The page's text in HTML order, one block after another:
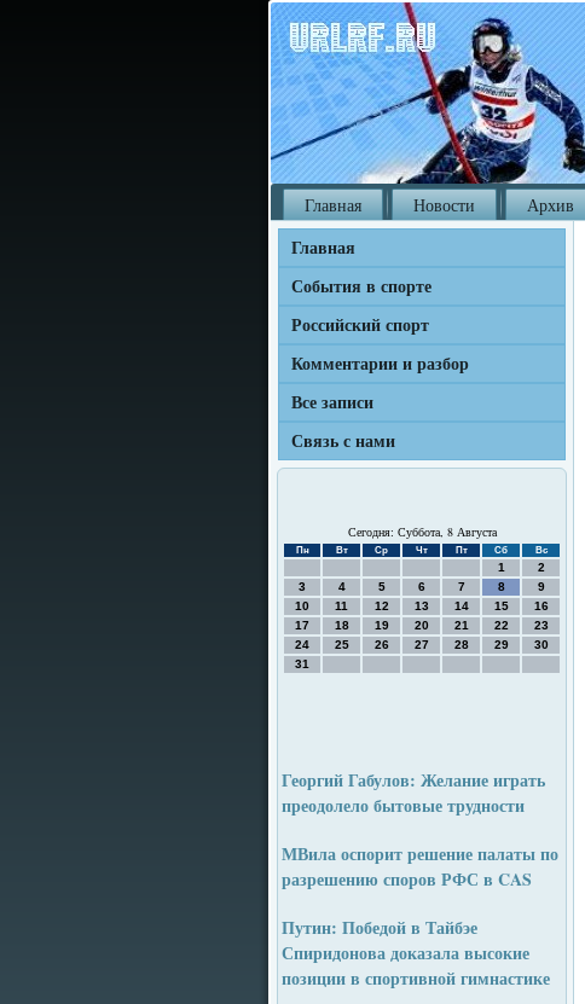
Главная Новости Архив
Главная
События в спорте
Российский спорт
Комментарии и разбор
Все записи
Связь с нами
Сегодня: Суббота, 8 Августа
Пн Вт Ср Чт Пт Сб Вс
1
2
3
4 5 6 7 8
9
10
11 12 13 14 15
16
17
18 19 20 21 22
23
24
25 26 27 28 29
30
31
Георгий Габулов: Желание играть
преодолело бытовые трудности
МВила оспорит решение палаты по
разрешению споров РФС в CAS
Путин: Победой в Тайбэе
Спиридонова доказала высокие
позиции в спортивной гимнастике